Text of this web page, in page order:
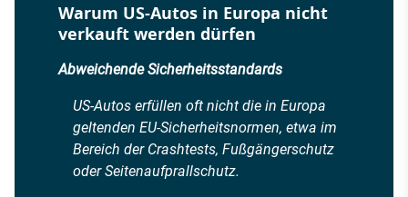
Warum US-Autos in Europa nicht
verkauft werden dürfen
Abweichende Sicherheitsstandards
US-Autos erfüllen oft nicht die in Europa
geltenden EU-Sicherheitsnormen, etwa im
Bereich der Crashtests, Fußgängerschutz
oder Seitenaufprallschutz.